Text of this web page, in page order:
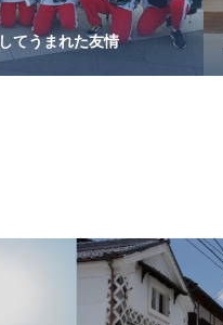
てうまれた友情